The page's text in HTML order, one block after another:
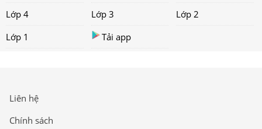
Lớp 4
Lớp 3
Lớp 2
Lớp 1
Tải app
Liên hệ
Chính sách